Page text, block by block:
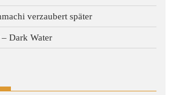
verzaubert später
Dark Water